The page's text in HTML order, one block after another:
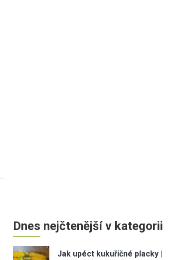
Dnes nejčtenější v kategorii
Jak upéct kukuřičné placky |